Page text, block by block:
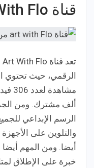
قناة Art With Flo
ألف مشترك. ومن
الرسم الإبداعي
والتلوين على
أيضا. ومن المهم
خبرة على الإطلاق